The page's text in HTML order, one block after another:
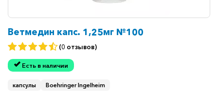
Ветмедин капс. 1,25мг №100
(0 отзывов)
Есть в наличии
капсулы Boehringer Ingelheim